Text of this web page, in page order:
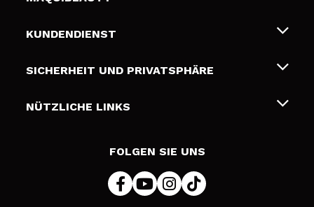
Über uns
Geschenkkarten
KUNDENDIENST
Liefer- und Versandkosten
Zahlung
SICHERHEIT UND PRIVATSPHÄRE
Bedingungen und Datenschutz
NÜTZLICHE LINKS
FOLGEN SIE UNS